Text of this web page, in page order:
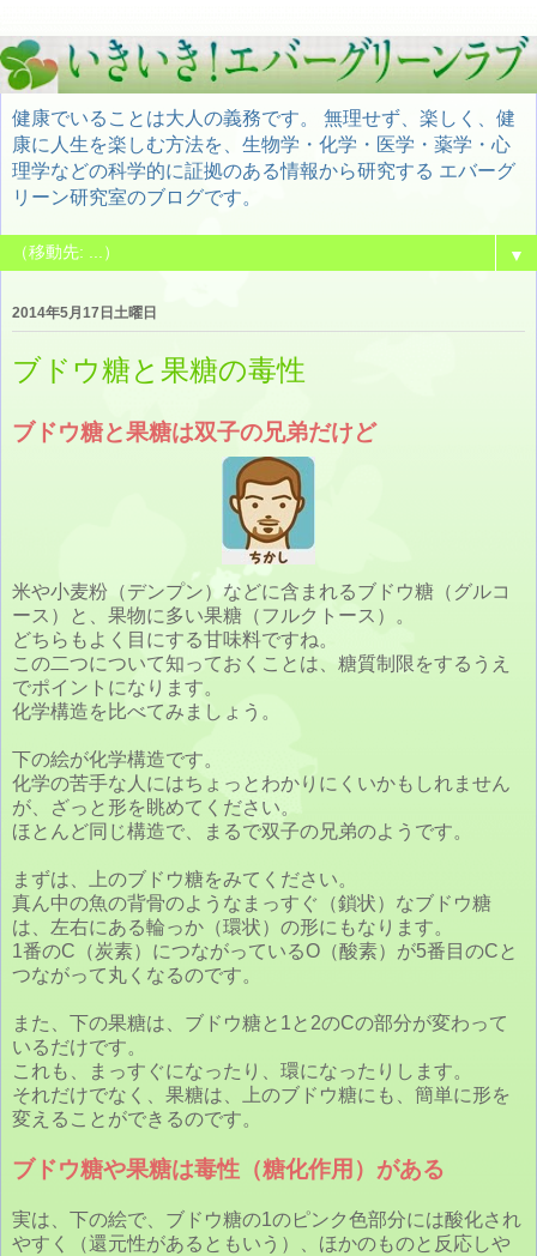
健康でいることは大人の義務です。 無理せず、楽しく、健
康に人生を楽しむ方法を、生物学・化学・医学・薬学・心
理学などの科学的に証拠のある情報から研究する エバーグ
リーン研究室のブログです。
▼
2014年5月17日土曜日
ブドウ糖と果糖の毒性
ブドウ糖と果糖は双子の兄弟だけど
米や小麦粉（デンプン）などに含まれるブドウ糖（グルコ
ース）と、果物に多い果糖（フルクトース）。
どちらもよく目にする甘味料ですね。
この二つについて知っておくことは、糖質制限をするうえ
でポイントになります。
化学構造を比べてみましょう。
下の絵が化学構造です。
化学の苦手な人にはちょっとわかりにくいかもしれません
が、ざっと形を眺めてください。
ほとんど同じ構造で、まるで双子の兄弟のようです。
まずは、上のブドウ糖をみてください。
真ん中の魚の背骨のようなまっすぐ（鎖状）なブドウ糖
は、左右にある輪っか（環状）の形にもなります。
1番のC（炭素）につながっているO（酸素）が5番目のCと
つながって丸くなるのです。
また、下の果糖は、ブドウ糖と1と2のCの部分が変わって
いるだけです。
これも、まっすぐになったり、環になったりします。
それだけでなく、果糖は、上のブドウ糖にも、簡単に形を
変えることができるのです。
ブドウ糖や果糖は毒性（糖化作用）がある
実は、下の絵で、ブドウ糖の1のピンク色部分には酸化され
やすく（還元性があるともいう）、ほかのものと反応しや